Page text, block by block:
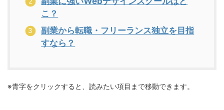
こ？
副業から転職・フリーランス独立を目指
すなら？
※青字をクリックすると、読みたい項目まで移動できます。